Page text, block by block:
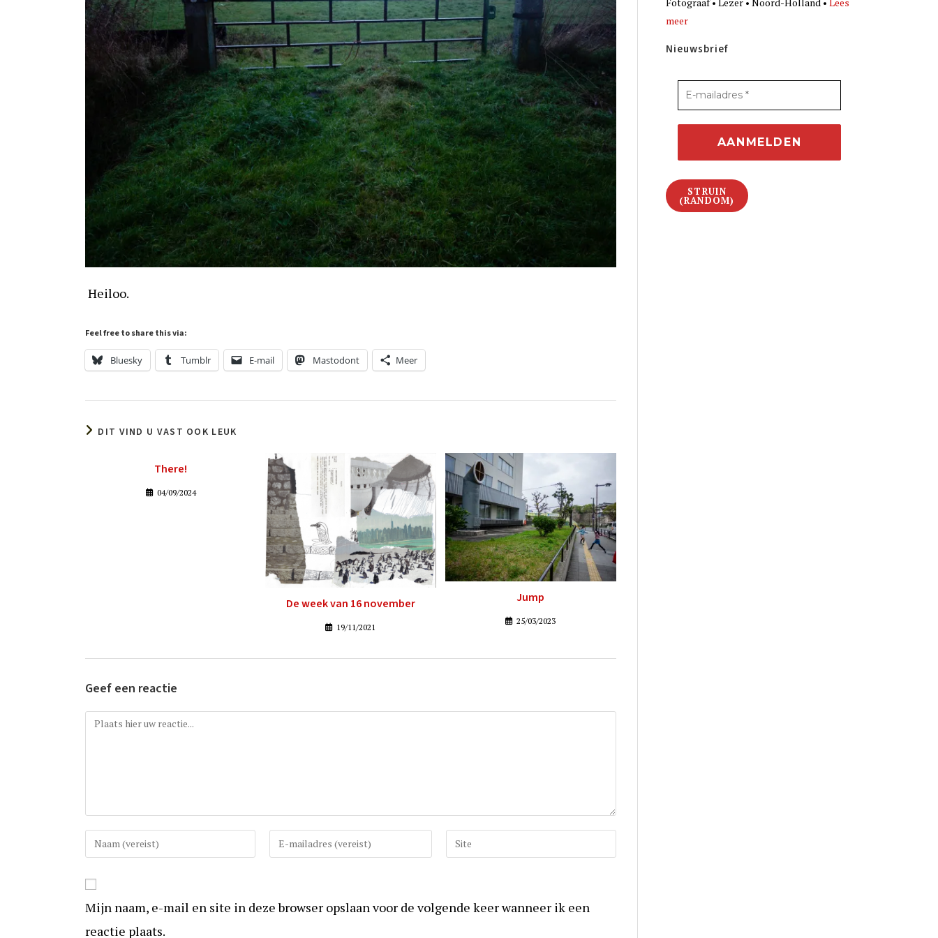
Heiloo.
Feel free to share this via:
Bluesky Tumblr E-mail Mastodont Meer
DIT VIND U VAST OOK LEUK
There!
04/09/2024
De week van 16 november
19/11/2021
Jump
25/03/2023
Geef een reactie
Reactie
Vul
uw
in
om
te
Vul
uw
in
Vul
uw
in
Mijn naam, e-mail en site in deze browser opslaan voor de volgende keer wanneer ik een
reactie plaats.
meer
Nieuwsbrief
STRUIN
(RANDOM)